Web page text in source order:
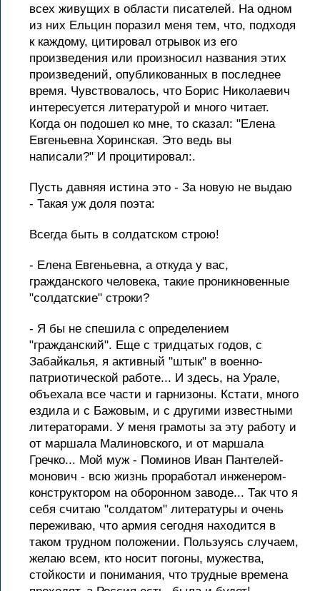
всех живущих в области писателей. На одном
из них Ельцин поразил меня тем, что, подходя
к каждому, цитировал отрывок из его
произведения или произносил названия этих
произведений, опубликованных в последнее
время. Чувствовалось, что Борис Николаевич
интересуется литературой и много читает.
Когда он подошел ко мне, то сказал: "Елена
Евгеньевна Хоринская. Это ведь вы
написали?" И процитировал:.
Пусть давняя истина это - За новую не выдаю
- Такая уж доля поэта:
Всегда быть в солдатском строю!
- Елена Евгеньевна, а откуда у вас,
гражданского человека, такие проникновенные
"солдатские" строки?
- Я бы не спешила с определением
"гражданский". Еще с тридцатых годов, с
Забайкалья, я активный "штык" в военно-
патриотической работе... И здесь, на Урале,
объехала все части и гарнизоны. Кстати, много
ездила и с Бажовым, и с другими известными
литераторами. У меня грамоты за эту работу и
от маршала Малиновского, и от маршала
Гречко... Мой муж - Поминов Иван Пантелей-
монович - всю жизнь проработал инженером-
конструктором на оборонном заводе... Так что я
себя считаю "солдатом" литературы и очень
переживаю, что армия сегодня находится в
таком трудном положении. Пользуясь случаем,
желаю всем, кто носит погоны, мужества,
стойкости и понимания, что трудные времена